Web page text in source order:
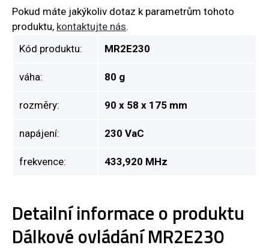
Pokud máte jakýkoliv dotaz k parametrům tohoto
produktu, kontaktujte nás.
Kód produktu:
MR2E230
váha: 80 g
rozměry: 90 x 58 x 175 mm
napájení: 230 VaC
frekvence: 433,920 MHz
Detailní informace o produktu
Dálkové ovládání MR2E230